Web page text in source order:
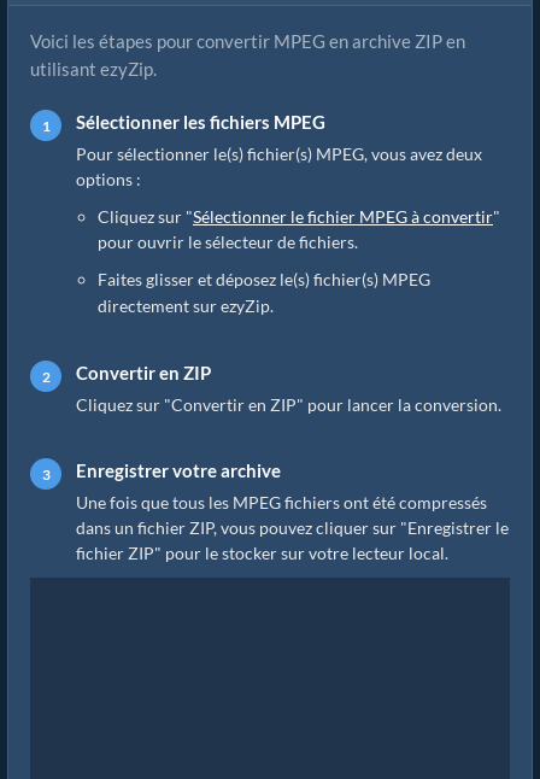
Voici les étapes pour convertir MPEG en archive ZIP en
utilisant ezyZip.
Sélectionner les fichiers MPEG
Pour sélectionner le(s) fichier(s) MPEG, vous avez deux
options :
Cliquez sur "Sélectionner le fichier MPEG à convertir"
pour ouvrir le sélecteur de fichiers.
Faites glisser et déposez le(s) fichier(s) MPEG
directement sur ezyZip.
Convertir en ZIP
Cliquez sur "Convertir en ZIP" pour lancer la conversion.
Enregistrer votre archive
Une fois que tous les MPEG fichiers ont été compressés
dans un fichier ZIP, vous pouvez cliquer sur "Enregistrer le
fichier ZIP" pour le stocker sur votre lecteur local.